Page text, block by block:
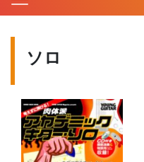
ソロ